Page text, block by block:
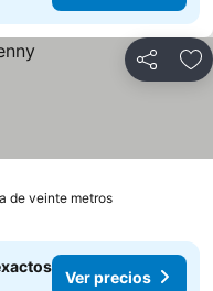
Compartir
de veinte metrosVer precios
Ver precios